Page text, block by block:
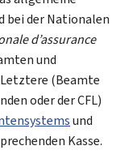
bei der Nationalen
d’assurance
und
(Beamte
oder der CFL)
und
Kasse.